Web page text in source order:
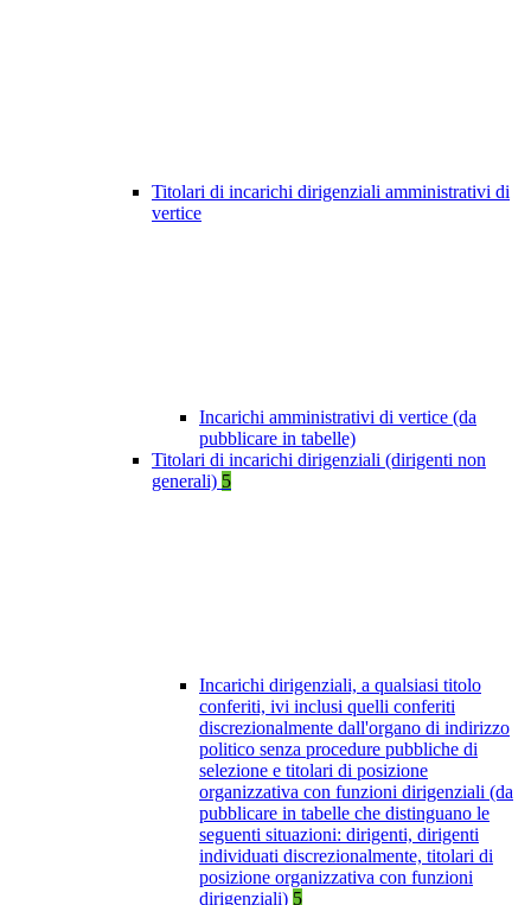
Titolari di incarichi dirigenziali amministrativi di
vertice
Incarichi amministrativi di vertice (da
pubblicare in tabelle)
Titolari di incarichi dirigenziali (dirigenti non
generali) 5
Incarichi dirigenziali, a qualsiasi titolo
conferiti, ivi inclusi quelli conferiti
discrezionalmente dall'organo di indirizzo
politico senza procedure pubbliche di
selezione e titolari di posizione
organizzativa con funzioni dirigenziali (da
pubblicare in tabelle che distinguano le
seguenti situazioni: dirigenti, dirigenti
individuati discrezionalmente, titolari di
posizione organizzativa con funzioni
dirigenziali) 5